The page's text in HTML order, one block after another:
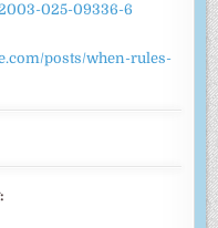
025-09336-6
posts/when-rules-